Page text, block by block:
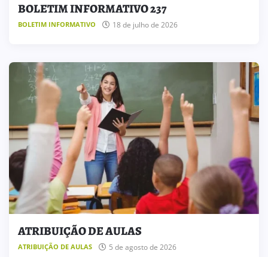
BOLETIM INFORMATIVO 237
BOLETIM INFORMATIVO 18 de julho de 2026
ATRIBUIÇÃO DE AULAS
ATRIBUIÇÃO DE AULAS 5 de agosto de 2026